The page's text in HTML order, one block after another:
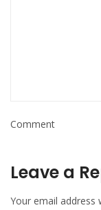
Comment
Leave a
Your email address